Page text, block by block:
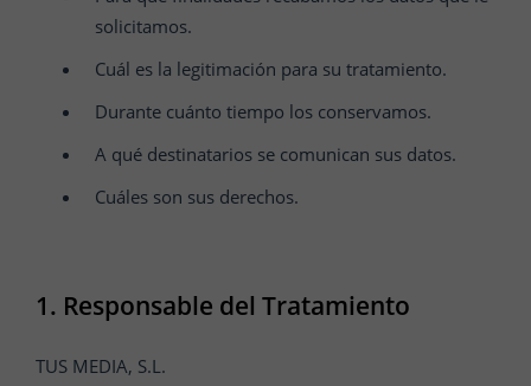
solicitamos.
Cuál es la legitimación para su tratamiento.
Durante cuánto tiempo los conservamos.
A qué destinatarios se comunican sus datos.
Cuáles son sus derechos.
1. Responsable del Tratamiento
TUS MEDIA, S.L.